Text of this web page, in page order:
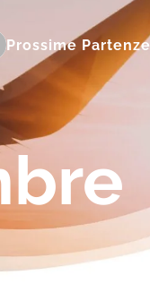
Prossime Partenze